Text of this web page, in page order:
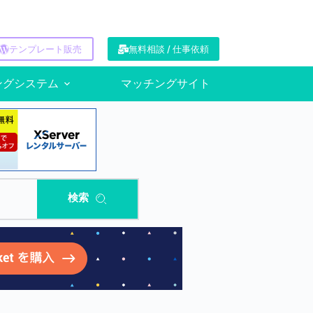
テンプレート販売 無料相談 / 仕事依頼
システム マッチングサイト
検索